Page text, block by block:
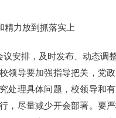
精力放到抓落实上
安排，及时发布、动态调
领导要加强指导把关，党
理具体问题，校领导和
尽量减少开会部署。要